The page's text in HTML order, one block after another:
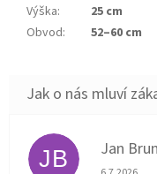
Výška:
25 cm
Obvod: 52–60 cm
JB Jan